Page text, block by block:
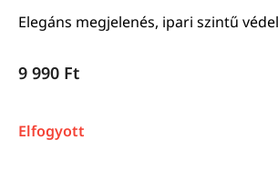
Elegáns megjelenés, ipari szintű
9 990 Ft
Elfogyott